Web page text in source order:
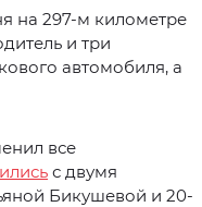
на 297-м километре
и три
автомобиля, а
все
с двумя
Бикушевой и 20-